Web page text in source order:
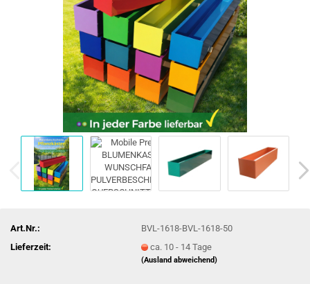
Art.Nr.:
BVL-1618-BVL-1618-50
Lieferzeit:
ca. 10 - 14 Tage
(Ausland abweichend)